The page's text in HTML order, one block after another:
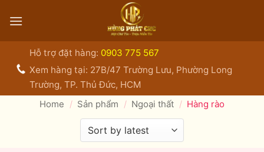
qua
Hỗ trợ đặt hàng: 0903 775 567
Xem hàng tại: 27B/47 Trường Lưu, Phường Long
Trường, TP. Thủ Đức, HCM
Home / Sản phẩm / Ngoại thất / Hàng rào